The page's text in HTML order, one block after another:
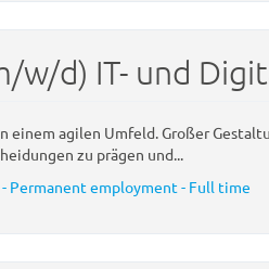
w/d) IT- und
agilen Umfeld. Großer
zu prägen und...
Permanent employment - Full time